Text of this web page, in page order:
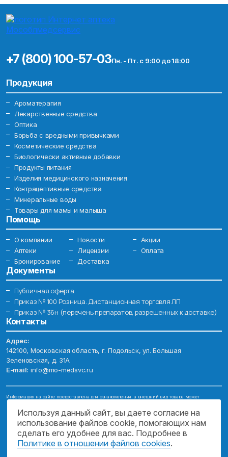
+7 (800) 100-57-03Пн. - Пт. с 9:00 до 18:00
Продукция
Ароматерапия
Лекарственные средства
Оптика
Борьба с вредными привычками
Косметические средства
Биологически активные добавки
Продукты питания
Изделия медицинского назначения
Контрацептивные средства
Минеральные воды
Товары для мамы и малыша
Помощь
О компании Новости
Акции
Аптеки
Лицензии
Оплата
Бронирование
Доставка
Документы
Публичная оферта
Приказ № 100 Розница. Дистанционная торговля ЛП
Приказ № 36н (перечень препаратов, разрешенных к доставке)
Контакты
Адрес:
142100, Московская область, г. Подольск, ул. Большая
Зеленовская, д. 31А
E-mail: info@mo-medsvc.ru
Информация на сайте предоставлена для ознакомления, а внешний вид товара может
Имеются противопоказания, проконсультируйтесь со специалистом!
© 2026. ГОСУДАРСТВЕННОЕ БЮДЖЕТНОЕ УЧРЕЖДЕНИЕ МОСКОВСКОЙ
ОБЛАСТИ "МОСОБЛМЕДСЕРВИС"
ПОДДЕРЖКА САЙТА
Используя данный сайт, вы даете согласие на
использование файлов cookie, помогающих нам
сделать его удобнее для вас. Подробнее в
Политике в отношении файлов cookies.